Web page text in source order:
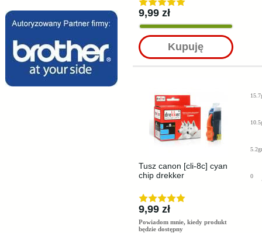
9,99 zł
Kupuję
Tusz canon [cli-8c] cyan
chip drekker
9,99 zł
Powiadom mnie, kiedy produkt
będzie dostępny
5.2gr
0